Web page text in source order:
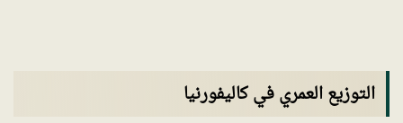
التوزيع العمري في كاليفورنيا